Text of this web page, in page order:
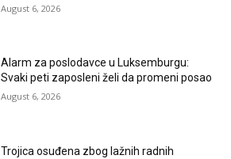
August 6, 2026
Alarm za poslodavce u Luksemburgu:
Svaki peti zaposleni želi da promeni posao
August 6, 2026
Trojica osuđena zbog lažnih radnih